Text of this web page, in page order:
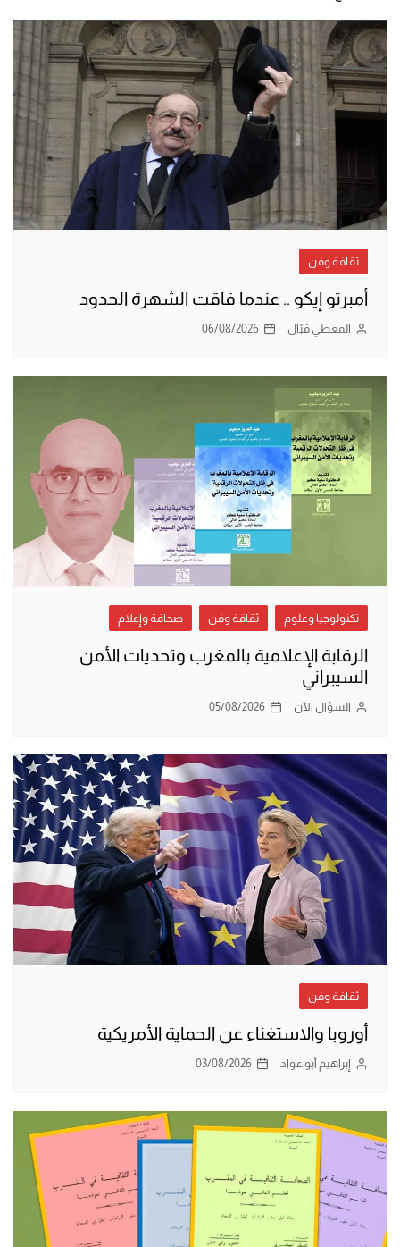
ثقافة وفن
أمبرتو إيكو .. عندما فاقت الشهرة الحدود
المعطي قبّال 06/08/2026
تكنولوجيا وعلوم ثقافة وفن صحافة وإعلام
الرقابة الإعلامية بالمغرب وتحديات الأمن
السيبراني
السؤال الآن 05/08/2026
ثقافة وفن
أوروبا والاستغناء عن الحماية الأمريكية
إبراهيم أبو عواد 03/08/2026